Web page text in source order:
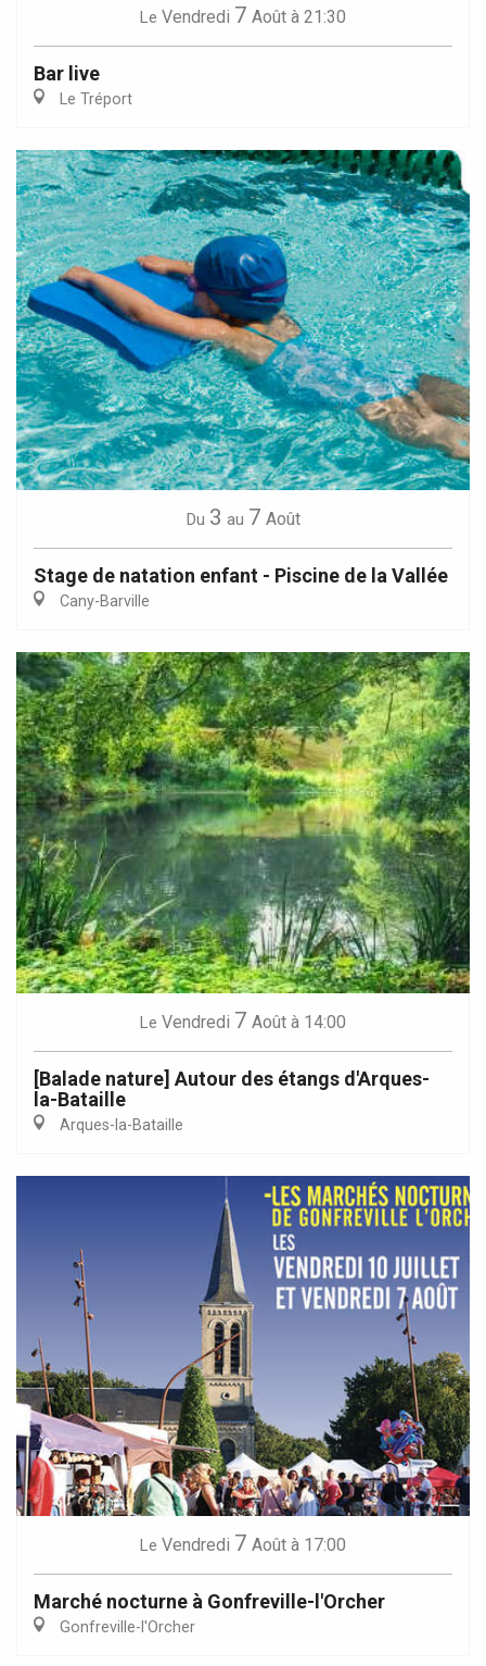
Le Vendredi 7 Août à 21:30
Bar live
Le Tréport
Du 3 au 7 Août
Stage de natation enfant - Piscine de la Vallée
Cany-Barville
Le Vendredi 7 Août à 14:00
[Balade nature] Autour des étangs d'Arques-
la-Bataille
Arques-la-Bataille
Le Vendredi 7 Août à 17:00
Marché nocturne à Gonfreville-l'Orcher
Gonfreville-l'Orcher